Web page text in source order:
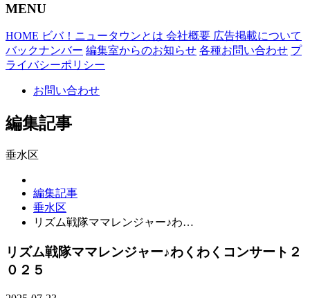
MENU
HOME ビバ！ニュータウンとは 会社概要 広告掲載について
バックナンバー 編集室からのお知らせ 各種お問い合わせ プ
ライバシーポリシー
お問い合わせ
編集記事
垂水区
編集記事
垂水区
リズム戦隊ママレンジャー♪わ…
リズム戦隊ママレンジャー♪わくわくコンサート２
０２５